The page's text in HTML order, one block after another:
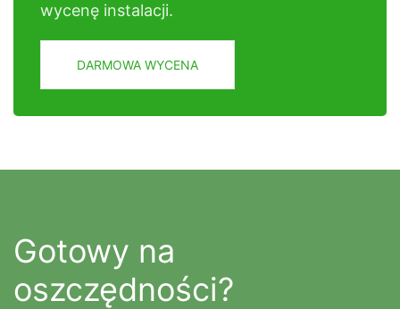
wycenę instalacji.
DARMOWA WYCENA
Gotowy na
oszczędności?